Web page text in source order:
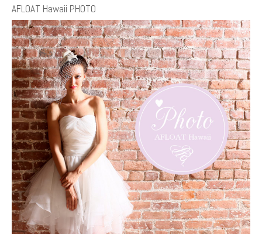
AFLOAT Hawaii PHOTO